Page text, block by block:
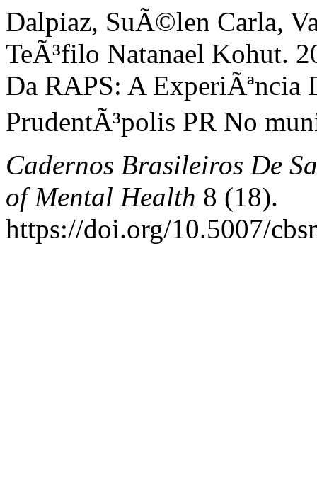
Dalpiaz, SuÃ©len Carla,
TeÃ³filo Natanael Kohut.
Da RAPS: A ExperiÃªncia
PrudentÃ³polis PR No
Cadernos Brasileiros De
of Mental Health 8 (18).
https://doi.org/10.5007/